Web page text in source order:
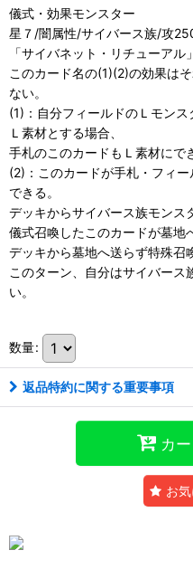
儀式・効果モンスター
星７/闇属性/サイバース族/攻
「サイバネット・リチューアル
このカード名の(1)(2)の効果は
ない。
(1)：自分フィールドのＬモン
Ｌ素材とする場合、
手札のこのカードもＬ素材にで
(2)：このカードが手札・フィ
できる。
デッキからサイバース族モンス
儀式召喚したこのカードが墓地
デッキから墓地へ送らず特殊召
このターン、自分はサイバース
い。
数量:
返品特約に関する重要事項
カ
お